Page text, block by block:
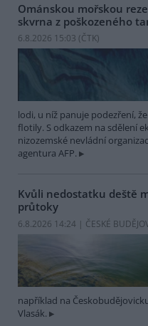
Ománskou mořskou
skvrna z poškozeného
6.8.2026 15:03 (ČTK)
lodi, u níž panuje podezření,
flotily. S odkazem na sdělení
nizozemské nevládní
agentura AFP.
Kvůli nedostatku deště
průtoky
6.8.2026 14:24 | ČESKÉ
například na
Vlasák.